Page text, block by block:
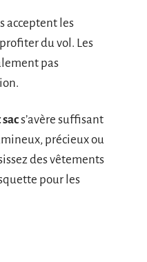
acceptent les
du vol. Les
pas
s’avère suffisant
précieux ou
des vêtements
pour les